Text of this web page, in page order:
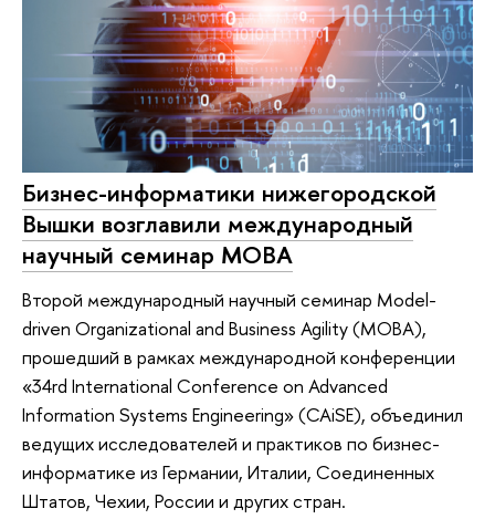
Бизнес-информатики нижегородской
Вышки возглавили международный
научный семинар MOBA
Второй международный научный семинар Model-
driven Organizational and Business Agility (МОВА),
прошедший в рамках международной конференции
«34rd International Conference on Advanced
Information Systems Engineering» (CAiSE), объединил
ведущих исследователей и практиков по бизнес-
информатике из Германии, Италии, Соединенных
Штатов, Чехии, России и других стран.